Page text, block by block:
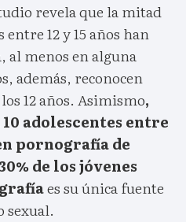
revela que la mitad
12 y 15 años han
menos en alguna
además, reconocen
12 años. Asimismo,
adolescentes entre
pornografía de
de los jóvenes
es su única fuente
sexual.